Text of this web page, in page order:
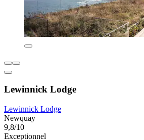
Lewinnick Lodge
Lewinnick Lodge
Newquay
9,8/10
Exceptionnel